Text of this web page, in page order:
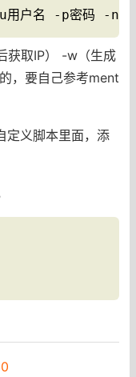
户名 -p密码 -
获取IP） -w（生成
，要自己参考ment
定义脚本里面，添